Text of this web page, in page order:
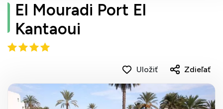
El Mouradi Port El
Kantaoui
Uložiť Zdieľať